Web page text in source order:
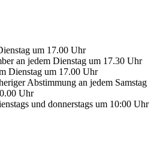
um 17.00 Uhr
an jedem Dienstag um 17.30 Uhr
Dienstag um 17.00 Uhr
Abstimmung an jedem Samstag
Uhr
und donnerstags um 10:00 Uhr